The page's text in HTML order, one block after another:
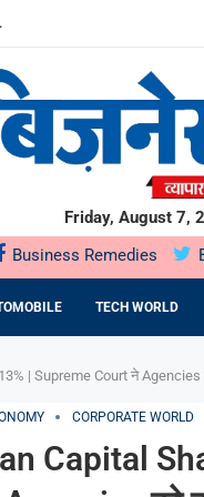
साथ SCORPIO-N के अनुभव को और
पब्लिक ऑफरिंग (IPO) सोमवार,
सार्वजनिक निर्गम सोमवार,...
MR. RAKSHIT SINGHAL
सरकार के साथ...
PLAZA में...
प्रतिष्ठित राज्य...
Friday, August 7,
Business Remedies
TECH WORLD
| Supreme Court ने Agencies
CORPORATE WORLD
Capital